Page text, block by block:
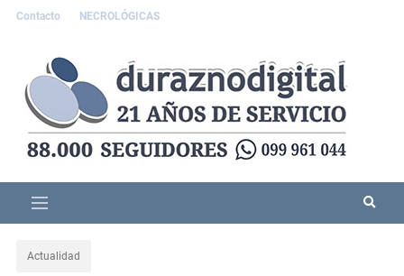
Contacto NECROLÓGICAS
Actualidad